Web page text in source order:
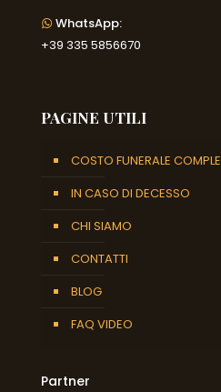
WhatsApp:
+39 335 5856670
PAGINE UTILI
COSTO FUNERALE
IN CASO DI DECESSO
CHI SIAMO
CONTATTI
BLOG
FAQ VIDEO
Partner